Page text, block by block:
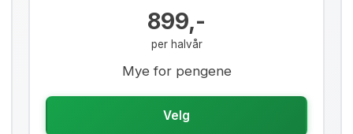
899,-
per halvår
Mye for pengene
Velg